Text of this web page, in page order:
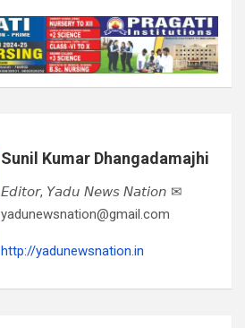
Sunil Kumar Dhangadamajhi
𝘌𝘥𝘪𝘵𝘰𝘳, 𝘠𝘢𝘥𝘶 𝘕𝘦𝘸𝘴 𝘕𝘢𝘵𝘪𝘰𝘯 ✉
yadunewsnation@gmail.com
http://yadunewsnation.in